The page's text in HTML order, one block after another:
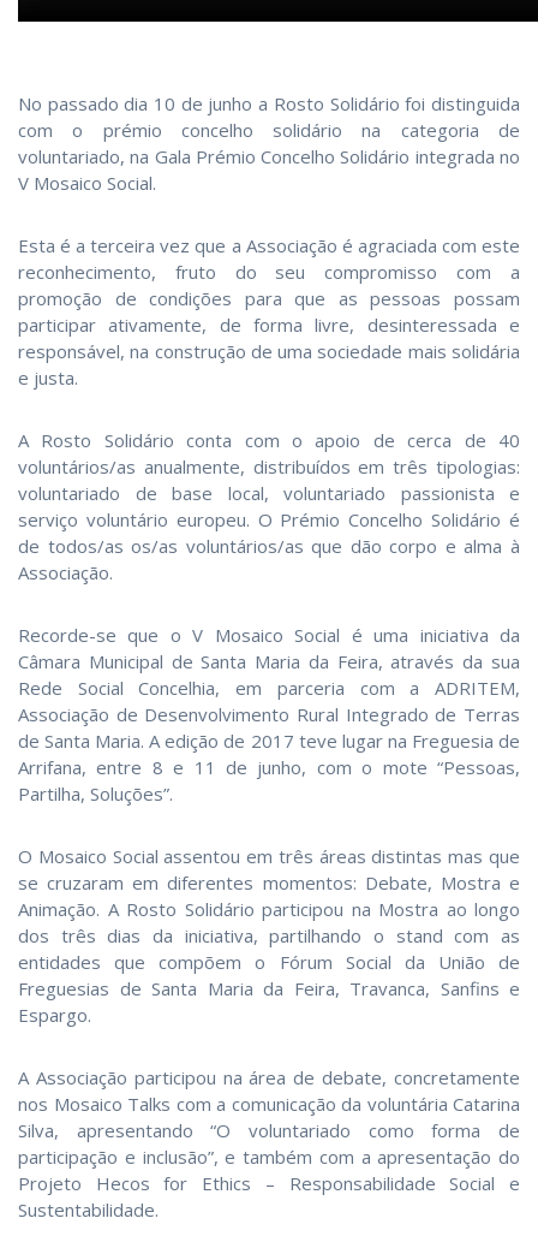
No passado dia 10 de junho a Rosto Solidário foi distinguida
com o prémio concelho solidário na categoria de
voluntariado, na Gala Prémio Concelho Solidário integrada no
V Mosaico Social.
Esta é a terceira vez que a Associação é agraciada com este
reconhecimento, fruto do seu compromisso com a
promoção de condições para que as pessoas possam
participar ativamente, de forma livre, desinteressada e
responsável, na construção de uma sociedade mais solidária
e justa.
A Rosto Solidário conta com o apoio de cerca de 40
voluntários/as anualmente, distribuídos em três tipologias:
voluntariado de base local, voluntariado passionista e
serviço voluntário europeu. O Prémio Concelho Solidário é
de todos/as os/as voluntários/as que dão corpo e alma à
Associação.
Recorde-se que o V Mosaico Social é uma iniciativa da
Câmara Municipal de Santa Maria da Feira, através da sua
Rede Social Concelhia, em parceria com a ADRITEM,
Associação de Desenvolvimento Rural Integrado de Terras
de Santa Maria. A edição de 2017 teve lugar na Freguesia de
Arrifana, entre 8 e 11 de junho, com o mote “Pessoas,
Partilha, Soluções”.
O Mosaico Social assentou em três áreas distintas mas que
se cruzaram em diferentes momentos: Debate, Mostra e
Animação. A Rosto Solidário participou na Mostra ao longo
dos três dias da iniciativa, partilhando o stand com as
entidades que compõem o Fórum Social da União de
Freguesias de Santa Maria da Feira, Travanca, Sanfins e
Espargo.
A Associação participou na área de debate, concretamente
nos Mosaico Talks com a comunicação da voluntária Catarina
Silva, apresentando “O voluntariado como forma de
participação e inclusão”, e também com a apresentação do
Projeto Hecos for Ethics – Responsabilidade Social e
Sustentabilidade.